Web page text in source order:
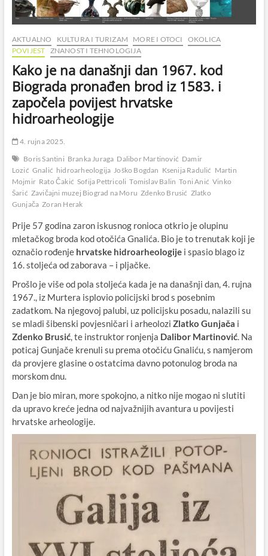
AKTUALNO KULTURA I TURIZAM MORE I OTOCI
OKOLICA
POVIJEST ZNANOST I TEHNOLOGIJA
Kako je na današnji dan 1967. kod
Biograda pronađen brod iz 1583. i
započela povijest hrvatske
hidroarheologije
4. rujna 2025.
Boris Santini Branka Juraga Dalibor Martinović Damir
Lozić Gnalić hidroarheologija Joško Bogdan Ksenija Radulić Martin
Mojmir Rato Čakić Sofija Pettricoli Tomislav Balin Toni Anić Vinko
Šarić Zavičajni muzej Biograd na Moru Zdenko Brusić Zlatko
Gunjača Zoran Herak
Prije 57 godina zaron iskusnog ronioca otkrio je olupinu
mletačkog broda kod otočića Gnalića. Bio je to trenutak koji je
označio rođenje hrvatske hidroarheologije i spasio blago iz
16. stoljeća od zaborava – i pljačke.
Prošlo je više od pola stoljeća kada je na današnji dan, 4. rujna
1967., iz Murtera isplovio policijski brod s posebnim
zadatkom. Na njegovoj palubi, uz policijsku posadu, nalazili su
se mladi šibenski povjesničari i arheolozi Zlatko Gunjača i
Zdenko Brusić, te instruktor ronjenja Dalibor Martinović. Na
poticaj Gunjače krenuli su prema otočiću Gnaliću, s namjerom
da provjere glasine o ostatcima davno potonulog broda na
morskom dnu.
Dan je bio miran, more spokojno, a nitko nije mogao ni slutiti
da upravo kreće jedna od najvažnijih avantura u povijesti
hrvatske arheologije.